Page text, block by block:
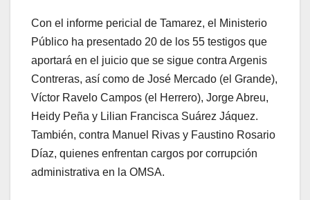
Con el informe pericial de Tamarez, el Ministerio
Público ha presentado 20 de los 55 testigos que
aportará en el juicio que se sigue contra Argenis
Contreras, así como de José Mercado (el Grande),
Víctor Ravelo Campos (el Herrero), Jorge Abreu,
Heidy Peña y Lilian Francisca Suárez Jáquez.
También, contra Manuel Rivas y Faustino Rosario
Díaz, quienes enfrentan cargos por corrupción
administrativa en la OMSA.